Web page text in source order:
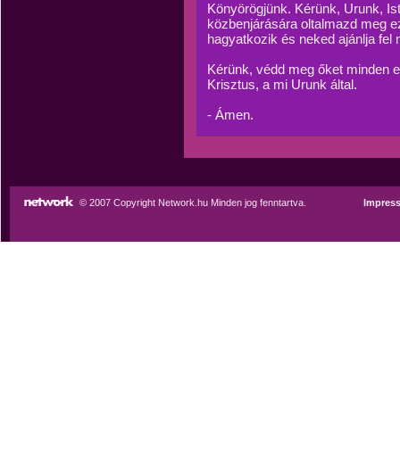
Könyörögjünk. Kérünk, Urunk,
közbenjárására oltalmazd meg
hagyatkozik és neked ajánlja fel
Kérünk, védd meg őket minden
Krisztus, a mi Urunk által.
- Ámen.
© 2007 Copyright Network.hu Minden jog fenntartva.